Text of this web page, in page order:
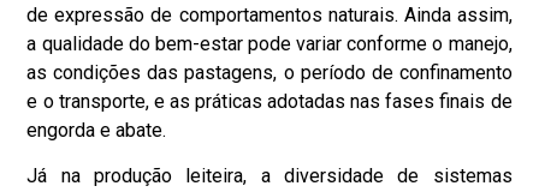
de expressão de comportamentos naturais. Ainda assim,
a qualidade do bem-estar pode variar conforme o manejo,
as condições das pastagens, o período de confinamento
e o transporte, e as práticas adotadas nas fases finais de
engorda e abate.
Já na produção leiteira, a diversidade de sistemas